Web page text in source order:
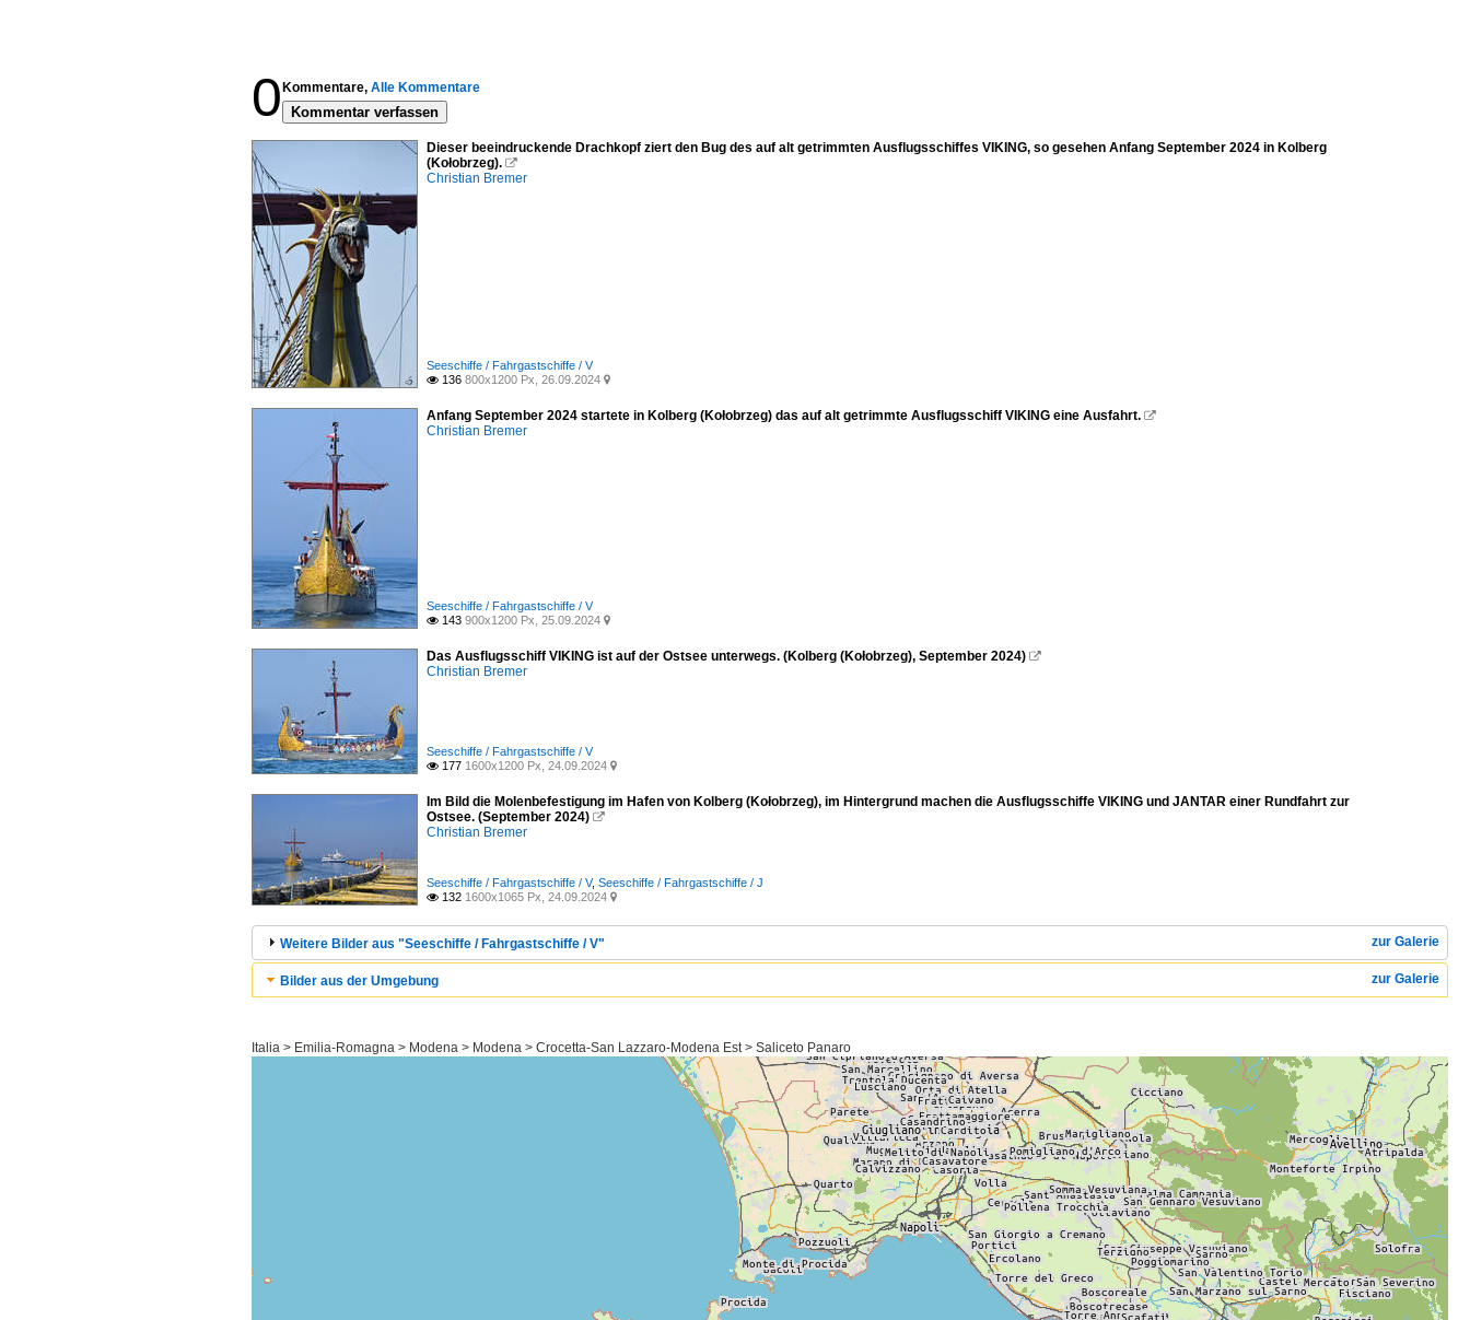
0 Kommentare, Alle Kommentare
Kommentar verfassen
Dieser beeindruckende Drachkopf ziert den Bug des auf alt getrimmten Ausflugsschiffes VIKING, so gesehen Anfang September 2024 in Kolberg
(Kołobrzeg). 
Christian Bremer
Seeschiffe / Fahrgastschiffe / V
 136 800x1200 Px, 26.09.2024 
Anfang September 2024 startete in Kolberg (Kołobrzeg) das auf alt getrimmte Ausflugsschiff VIKING eine Ausfahrt. 
Christian Bremer
Seeschiffe / Fahrgastschiffe / V
 143 900x1200 Px, 25.09.2024 
Das Ausflugsschiff VIKING ist auf der Ostsee unterwegs. (Kolberg (Kołobrzeg), September 2024) 
Christian Bremer
Seeschiffe / Fahrgastschiffe / V
 177 1600x1200 Px, 24.09.2024 
Im Bild die Molenbefestigung im Hafen von Kolberg (Kołobrzeg), im Hintergrund machen die Ausflugsschiffe VIKING und JANTAR einer Rundfahrt zur
Ostsee. (September 2024) 
Christian Bremer
Seeschiffe / Fahrgastschiffe / V, Seeschiffe / Fahrgastschiffe / J
 132 1600x1065 Px, 24.09.2024 
zur Galerie
Weitere Bilder aus "Seeschiffe / Fahrgastschiffe / V"
zur Galerie
Bilder aus der Umgebung
Italia > Emilia-Romagna > Modena > Modena > Crocetta-San Lazzaro-Modena Est > Saliceto Panaro